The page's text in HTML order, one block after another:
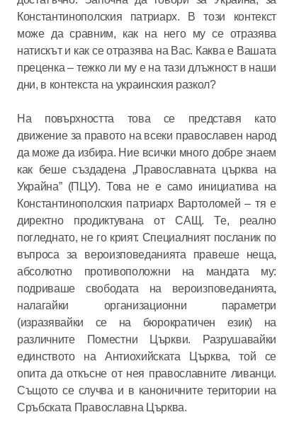
Константинополския патриарх. В този контекст
може да сравним, как на него му се отразява
натискът и как се отразява на Вас. Каква е Вашата
преценка – тежко ли му е на тази длъжност в наши
дни, в контекста на украинския разкол?
На повърхността това се представя като
движение за правото на всеки православен народ
да може да избира. Ние всички много добре знаем
как беше създадена „Православната църква на
Украйна” (ПЦУ). Това не е само инициатива на
Константинополския патриарх Вартоломей – тя е
директно продиктувана от САЩ. Те, реално
погледнато, не го крият. Специалният посланик по
въпроса за вероизповеданията правеше неща,
абсолютно противоположни на мандата му:
подриваше свободата на вероизповеданията,
налагайки организационни параметри
(изразявайки се на бюрократичен език) на
различните Поместни Църкви. Разрушавайки
единството на Антиохийската Църква, той се
опита да откъсне от нея православните ливанци.
Същото се случва и в каноничните територии на
Сръбската Православна Църква.